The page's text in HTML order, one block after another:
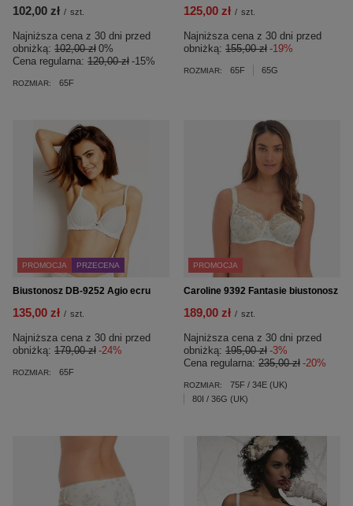
102,00 zł / szt.
Najniższa cena z 30 dni przed
obniżką: 102,00 zł 0%
Cena regularna: 120,00 zł -15%
ROZMIAR: 65F
125,00 zł / szt.
Najniższa cena z 30 dni przed
obniżką: 155,00 zł -19%
ROZMIAR: 65F 65G
PROMOCJA PRZECENA
Biustonosz DB-9252 Agio ecru
135,00 zł / szt.
Najniższa cena z 30 dni przed
obniżką: 179,00 zł -24%
ROZMIAR: 65F
PROMOCJA
Caroline 9392 Fantasie biustonosz
189,00 zł / szt.
Najniższa cena z 30 dni przed
obniżką: 195,00 zł -3%
Cena regularna: 235,00 zł -20%
ROZMIAR:
75F / 34E (UK)
80I / 36G (UK)